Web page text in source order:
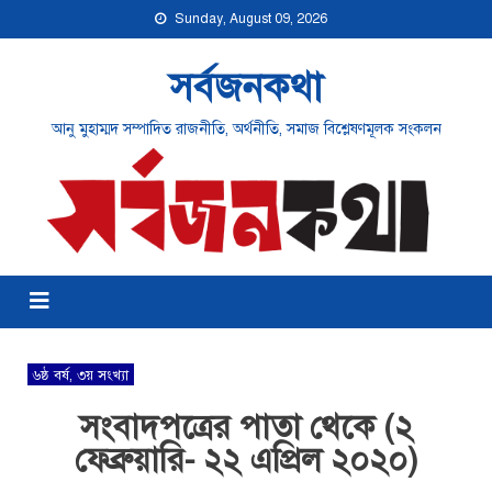
Sunday, August 09, 2026
সর্বজনকথা
আনু মুহাম্মদ সম্পাদিত রাজনীতি, অর্থনীতি, সমাজ বিশ্লেষণমূলক সংকলন
৬ষ্ঠ বর্ষ, ৩য় সংখ্যা
সংবাদপত্রের পাতা থেকে (২
ফেব্রুয়ারি- ২২ এপ্রিল ২০২০)